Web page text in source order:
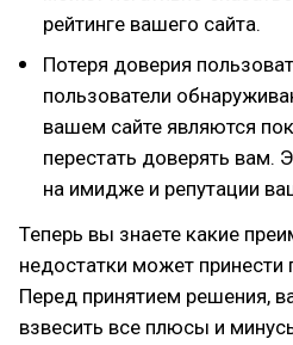
рейтинге вашего сайта.
Потеря доверия
пользователи
вашем сайте являются
перестать доверять вам.
на имидже и репутации
Теперь вы знаете какие
недостатки может принести
Перед принятием решения,
взвесить все плюсы и